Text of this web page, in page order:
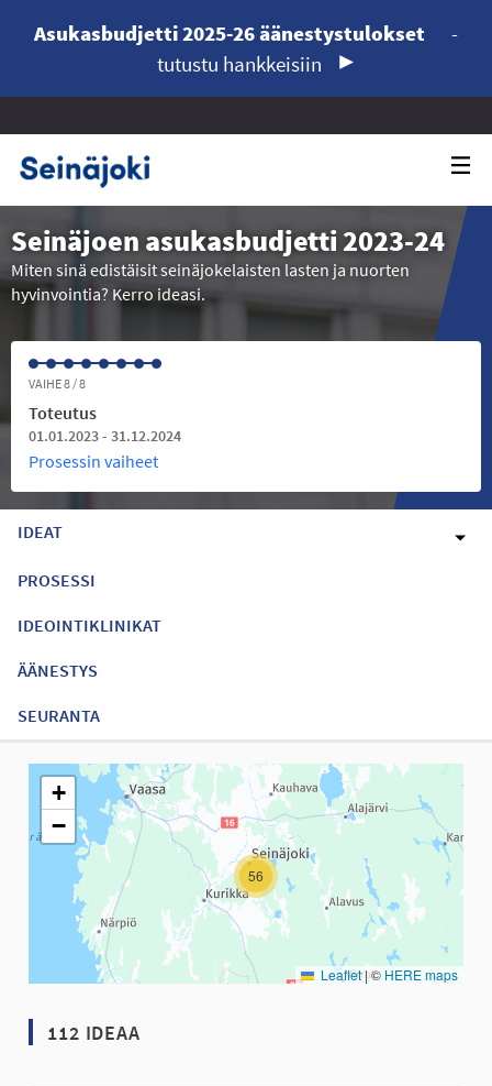
Asukasbudjetti 2025-26 äänestystulokset
-
tutustu hankkeisiin
Seinäjoen asukasbudjetti 2023-24
Miten sinä edistäisit seinäjokelaisten lasten ja nuorten
hyvinvointia? Kerro ideasi.
VAIHE 8 / 8
Toteutus
01.01.2023 - 31.12.2024
Prosessin vaiheet
IDEAT
PROSESSI
IDEOINTIKLINIKAT
ÄÄNESTYS
SEURANTA
Seuraavassa elementissä on kartta, joka esittää tämän
56
+
−
Leaflet |© HERE maps
112 IDEAA